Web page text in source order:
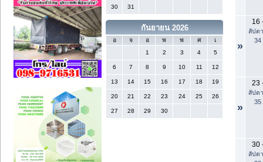
30 31
กันยายน 2026
อ จ อ พ พ ศ
เ
1
2 3 4 5
6 7 8 9 10 11 12
13 14 15 16 17 18 19
20 21 22 23 24 25 26
27 28 29 30
»
16
สัปด
34
»
23
สัปด
35
30
สัปด